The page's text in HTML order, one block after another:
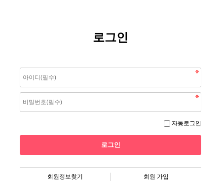
로그인
자동로그인
회원정보찾기 회원 가입